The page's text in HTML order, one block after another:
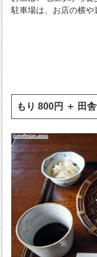
駐車場は、お店の横や
もり 800円 ＋ 田